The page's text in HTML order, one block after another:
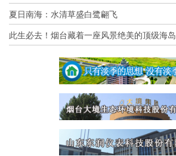
夏日南海：水清草盛白鹭翩飞
此生必去！烟台藏着一座风景绝美的顶级海岛